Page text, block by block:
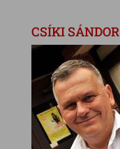
CSÍKI SÁNDOR